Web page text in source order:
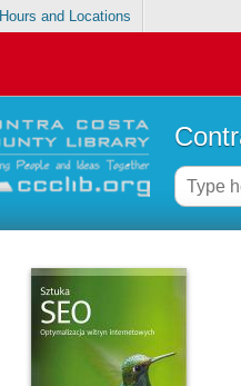
Hours and Locations